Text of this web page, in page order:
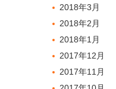
2018年3月
2018年2月
2018年1月
2017年12月
2017年11月